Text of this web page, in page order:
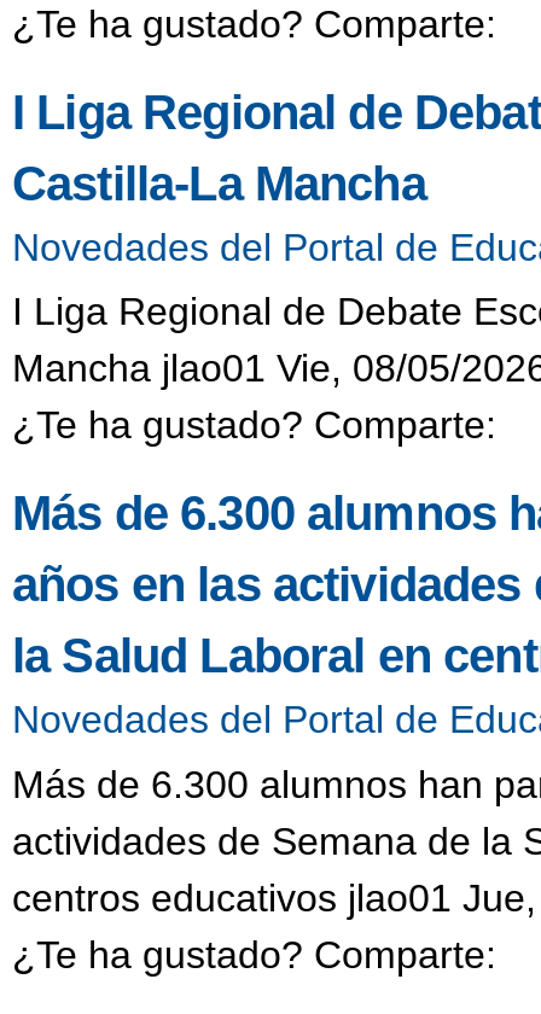
¿Te ha gustado? Comparte:
I Liga Regional de
Castilla-La Mancha
Novedades del Portal de
I Liga Regional de Debate
Mancha jlao01 Vie, 08/05/
¿Te ha gustado? Comparte:
Más de 6.300 alumnos
años en las actividades
la Salud Laboral en
Novedades del Portal de
Más de 6.300 alumnos han
actividades de Semana de la
centros educativos jlao01
¿Te ha gustado? Comparte: